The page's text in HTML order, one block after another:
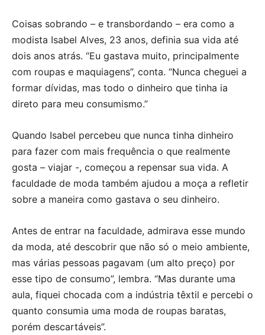
Coisas sobrando – e transbordando – era como a
modista Isabel Alves, 23 anos, definia sua vida até
dois anos atrás. “Eu gastava muito, principalmente
com roupas e maquiagens”, conta. “Nunca cheguei a
formar dívidas, mas todo o dinheiro que tinha ia
direto para meu consumismo.”
Quando Isabel percebeu que nunca tinha dinheiro
para fazer com mais frequência o que realmente
gosta – viajar -, começou a repensar sua vida. A
faculdade de moda também ajudou a moça a refletir
sobre a maneira como gastava o seu dinheiro.
Antes de entrar na faculdade, admirava esse mundo
da moda, até descobrir que não só o meio ambiente,
mas várias pessoas pagavam (um alto preço) por
esse tipo de consumo”, lembra. “Mas durante uma
aula, fiquei chocada com a indústria têxtil e percebi o
quanto consumia uma moda de roupas baratas,
porém descartáveis”.